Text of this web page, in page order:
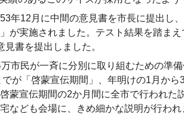
年12月に中間の意見書を市長に提出し
」が実施されました。テスト結果を踏ま
書を提出しました。
市民が一斉に分別に取り組むための準
が「啓蒙宣伝期間」、年明けの1月か
蒙宣伝期間の2か月間に全市で行われた
なども会場に、きめ細かな説明が行われ